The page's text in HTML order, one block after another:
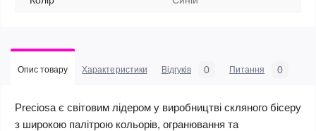
Опис товару Характеристики Відгуків 0 Питання 0
Preciosa є світовим лідером у виробництві скляного бісеру
з широкою палітрою кольорів, огранювання та